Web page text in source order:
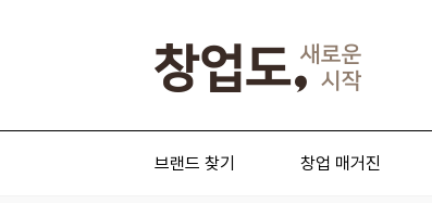
브랜드 찾기 창업 매거진